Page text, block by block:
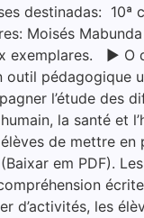
destinadas: 10ª
Moisés
exemplares. ▶ O
outil pédagogique
l’étude des
la santé et
de mettre en
em PDF).
d’activités, les